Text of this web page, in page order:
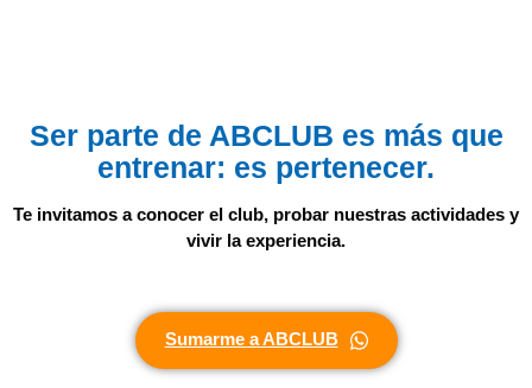
Ser parte de ABCLUB es más que
entrenar: es pertenecer.
Te invitamos a conocer el club, probar nuestras actividades y
vivir la experiencia.
Sumarme a ABCLUB